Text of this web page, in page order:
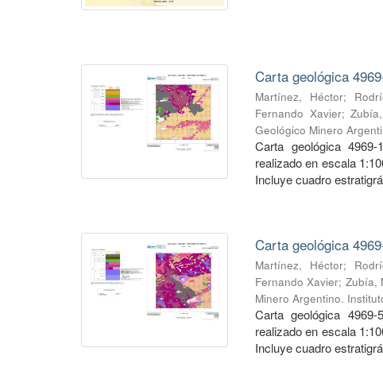
Carta geológica
Martínez, Héctor;
Fernando Xavier;
Geológico Minero
Carta geológica
realizado en escala
Incluye cuadro
Carta geológica
Martínez, Héctor;
Fernando Xavier; Zubía,
Minero Argentino.
Carta geológica
realizado en escala
Incluye cuadro